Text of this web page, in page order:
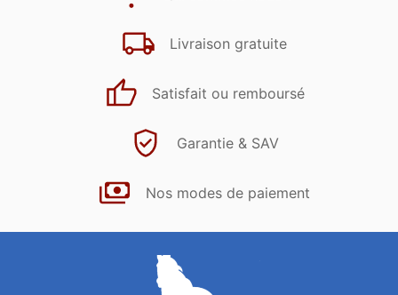
Livraison gratuite
Satisfait ou remboursé
Garantie & SAV
Nos modes de paiement